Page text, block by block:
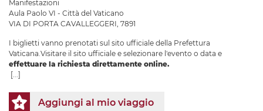
Manifestazioni
Aula Paolo VI - Città del Vaticano
VIA DI PORTA CAVALLEGGERI, 7891
I biglietti vanno prenotati sul sito ufficiale della Prefettura
Vaticana.Visitare il sito ufficiale e selezionare l'evento o data e
effettuare la richiesta direttamente online.
[...]
Aggiungi al mio viaggio